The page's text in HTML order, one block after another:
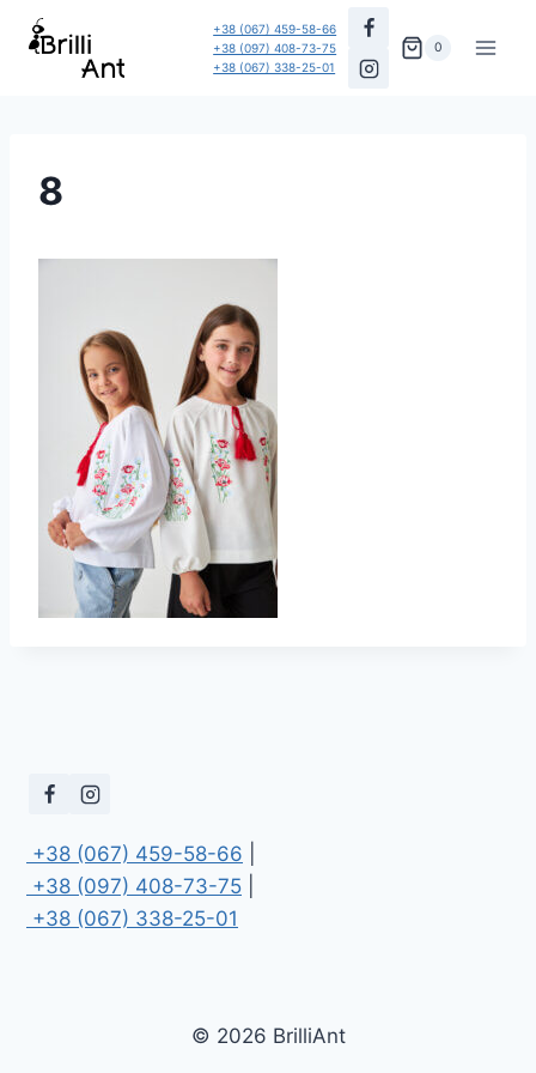
Перейти
+38 (067) 459-58-66
+38 (097) 408-73-75
+38 (067) 338-25-01
0
8
+38 (067) 459-58-66
+38 (097) 408-73-75
+38 (067) 338-25-01
© 2026 BrilliAnt